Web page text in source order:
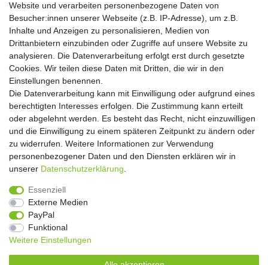
Hiermit bestätige ich, dass ich die Daten­schutz­erklärung
Einwilligung kann ich jederzeit widerrufen.**
Abonnieren
** Hierbei handelt es sich um ein Pflichtfeld.
Widerrufs­recht Widerrufs­formular Impressum
Daten­schutz­erklärung AGB Kontakt
Website und verarbeiten personenbezogene Daten von
Besucher:innen unserer Webseite (z.B. IP-Adresse), um z.B.
Inhalte und Anzeigen zu personalisieren, Medien von
Drittanbietern einzubinden oder Zugriffe auf unsere Website zu
analysieren. Die Datenverarbeitung erfolgt erst durch gesetzte
Cookies. Wir teilen diese Daten mit Dritten, die wir in den
Einstellungen benennen.
Die Datenverarbeitung kann mit Einwilligung oder aufgrund eines
berechtigten Interesses erfolgen. Die Zustimmung kann erteilt
oder abgelehnt werden. Es besteht das Recht, nicht einzuwilligen
und die Einwilligung zu einem späteren Zeitpunkt zu ändern oder
zu widerrufen. Weitere Informationen zur Verwendung
personenbezogener Daten und den Diensten erklären wir in
unserer Daten­schutz­erklärung
Essenziell
Externe Medien
PayPal
Funktional
Weitere Einstellungen
Copyright 2016 | Dekushop.de | Alle Rechte vorbehalten. |
Angebote gelten nur für Industrie, Handel, Handwerk und
Widerrufs­recht